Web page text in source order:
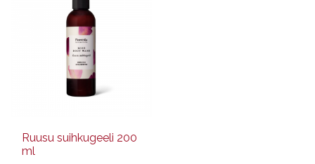
Ruusu suihkugeeli 200
ml